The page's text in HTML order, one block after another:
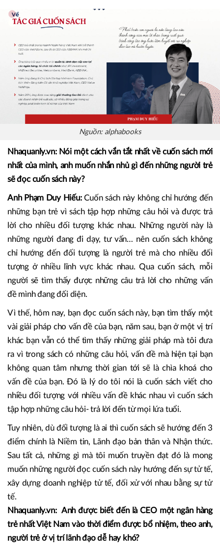
iValue Holdings. Anh mới ra mắt cuốn sách “Tôi muốn trở
thành nhà lãnh đạo”, vì thế, Nhà Quản Lý đã có buổi trò
Nguồn: alphabooks
Nhaquanly.vn: Nói một cách vắn tắt nhất về cuốn sách mới
nhất của mình, anh muốn nhắn nhủ gì đến những người trẻ
sẽ đọc cuốn sách này?
Anh Phạm Duy Hiếu:Cuốn sách này không chỉ hướng đến
những bạn trẻ vì sách tập hợp những câu hỏi và được trả
lời cho nhiều đối tượng khác nhau. Những người này là
chỉ hướng đến đối tượng là người trẻ mà cho nhiều đối
tượng ở nhiều lĩnh vực khác nhau. Qua cuốn sách, mỗi
người sẽ tìm thấy được những câu trả lời cho những vấn
đề mình đang đối diện.
Vì thế, hôm nay, bạn đọc cuốn sách này, bạn tìm thấy một
vài giải pháp cho vấn đề của bạn, năm sau, bạn ở một vị trí
khác bạn vẫn có thể tìm thấy những giải pháp mà tôi đưa
không quan tâm nhưng thời gian tới sẽ là chìa khoá cho
vấn đề của bạn. Đó là lý do tôi nói là cuốn sách viết cho
nhiều đối tượng với nhiều vấn đề khác nhau vì cuốn sách
tập hợp những câu hỏi- trả lời đến từ mọi lứa tuổi.
Tuy nhiên, dù đối tượng là ai thì cuốn sách sẽ hướng đến 3
điểm chính là Niềm tin, Lãnh đạo bản thân và Nhận thức.
Sau tất cả, những gì mà tôi muốn truyền đạt đó là mong
muốn những người đọc cuốn sách này hướng đến sự tử tế,